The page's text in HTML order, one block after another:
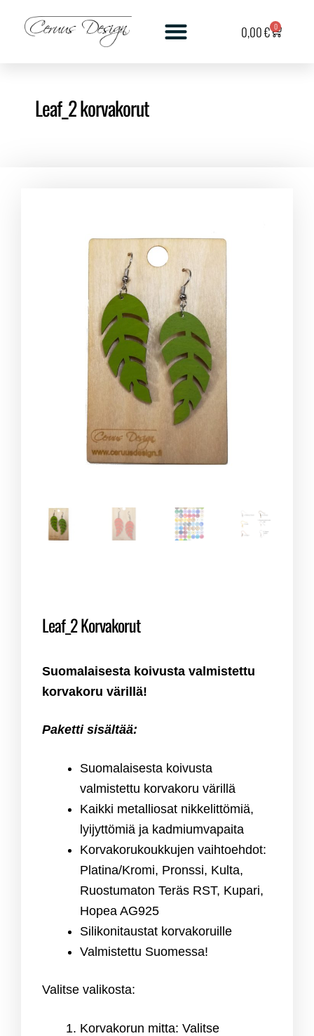
0,00€ 0
Leaf_2 korvakorut
Leaf_2 Korvakorut
Suomalaisesta koivusta valmistettu
korvakoru värillä!
Paketti sisältää:
Suomalaisesta koivusta
valmistettu korvakoru värillä
Kaikki metalliosat nikkelittömiä,
lyijyttömiä ja kadmiumvapaita
Korvakorukoukkujen vaihtoehdot:
Platina/Kromi, Pronssi, Kulta,
Ruostumaton Teräs RST, Kupari,
Hopea AG925
Silikonitaustat korvakoruille
Valmistettu Suomessa!
Valitse valikosta:
Korvakorun mitta: Valitse